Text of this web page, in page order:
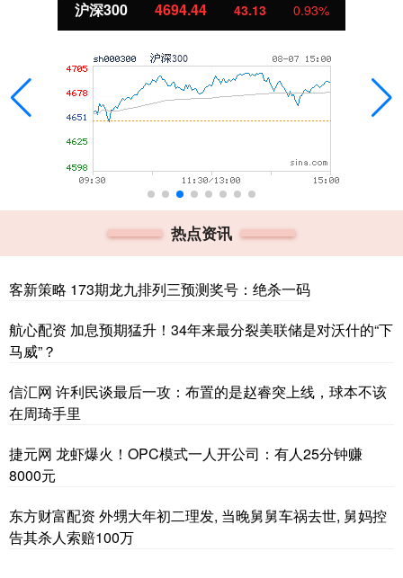
北证50 1134.24 11.37 1.01%
热点资讯
客新策略 173期龙九排列三预测奖号：绝杀一码
航心配资 加息预期猛升！34年来最分裂美联储是对沃什的“下
马威”？
信汇网 许利民谈最后一攻：布置的是赵睿突上线，球本不该
在周琦手里
捷元网 龙虾爆火！OPC模式一人开公司：有人25分钟赚
8000元
东方财富配资 外甥大年初二理发, 当晚舅舅车祸去世, 舅妈控
告其杀人索赔100万